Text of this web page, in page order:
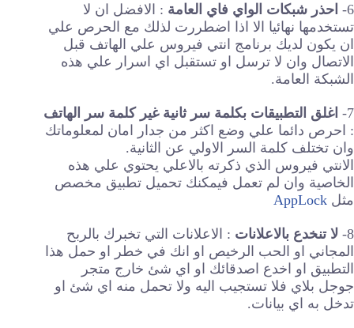
6- احذر شبكات الواي فاي العامة : الافضل ان لا
تستخدمها نهائيا الا اذا اضطررت لذلك مع الحرص علي
ان يكون لديك برنامج انتي فيروس علي الهاتف قبل
الاتصال وان لا ترسل او تستقبل اي اسرار علي هذه
الشبكة العامة.
7-
اغلق التطبيقات بكلمة سر ثانية غير كلمة سر الهاتف
: احرص دائما علي وضع اكثر من جدار امان لمعلوماتك
وان تختلف كلمة السر الاولي عن الثانية.
الانتي فيروس الذي ذكرته بالاعلي يحتوي علي هذه
الخاصية وان لم تعمل فيمكنك تحميل تطبيق مخصص
مثل AppLock
8- لا تنخدع بالاعلانات : الاعلانات التي تخبرك بالربح
المجاني او الحب الرخيص او انك في خطر او حمل هذا
التطبيق او اخدع اصدقائك او اي شئ خارج متجر
جوجل بلاي فلا تستجيب اليه ولا تحمل منه اي شئ او
تدخل به اي بيانات.